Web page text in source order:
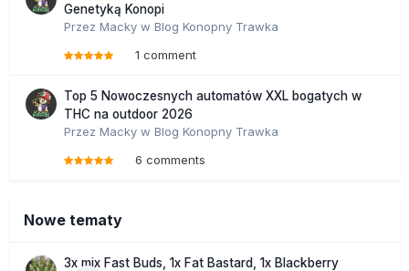
Genetyką Konopi
Przez Macky w Blog Konopny Trawka
1 comment
Top 5 Nowoczesnych automatów XXL bogatych w
THC na outdoor 2026
Przez Macky w Blog Konopny Trawka
6 comments
Nowe tematy
3x mix Fast Buds, 1x Fat Bastard, 1x Blackberry